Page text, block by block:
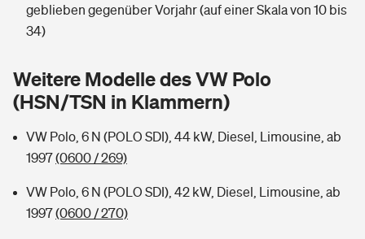
Tools
Hochwasser-Check: Wie gefährdet ist Ihr Haus?
Sie haben Fragen?
Handyversicherung
Private Cyberversicherung
Zur Übersicht
Wer versichert was: Jetzt Versicherer finden
Rentenrechner: Wie viel Geld bekomme ich im Alter?
geblieben gegenüber Vorjahr (auf einer Skala von 10 bis
34)
Weitere Modelle des VW Polo
(HSN/TSN in Klammern)
VW Polo, 6 N (POLO SDI), 44 kW, Diesel, Limousine, ab
1997(0600 / 269)
VW Polo, 6 N (POLO SDI), 42 kW, Diesel, Limousine, ab
1997(0600 / 270)